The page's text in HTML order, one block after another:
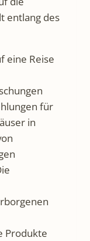
entlang des
eine Reise
für
in
Produkte